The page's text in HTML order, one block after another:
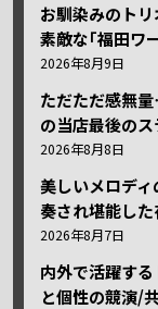
お馴染みのト
素敵な｢福田ワ
2026年8月9日
ただただ感無
の当店最後の
2026年8月8日
美しいメロデ
奏され堪能した
2026年8月7日
内外で活躍す
と個性の競演/